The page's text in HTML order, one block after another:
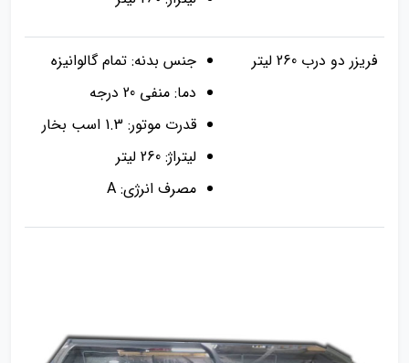
فریزر دو درب 260 لیتر
جنس بدنه: تمام گالوانیزه
دما: منفی 20 درجه
قدرت موتور: 1.3 اسب بخار
لیتراژ: 260 لیتر
مصرف انرژی: A